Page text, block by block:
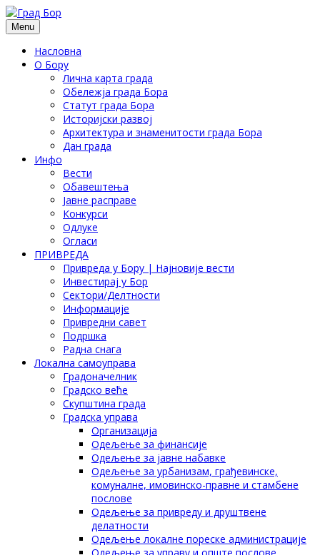
Menu
Насловна
О Бору
Лична карта града
Обележја града Бора
Статут града Бора
Историјски развој
Архитектура и знаменитости града Бора
Дан града
Инфо
Вести
Обавештења
Јавне расправе
Конкурси
Одлуке
Огласи
ПРИВРЕДА
Привреда у Бору | Најновије вести
Инвестирај у Бор
Сектори/Делтности
Информације
Привредни савет
Подршка
Радна снага
Локална самоуправа
Градоначелник
Градско веће
Скупштина града
Градска управа
Организација
Одељење за финансије
Одељење за јавне набавке
Одељење за урбанизам, грађевинске,
комуналне, имовинско-правне и стамбене
послове
Одељење за привреду и друштвене
делатности
Одељење локалне пореске администрације